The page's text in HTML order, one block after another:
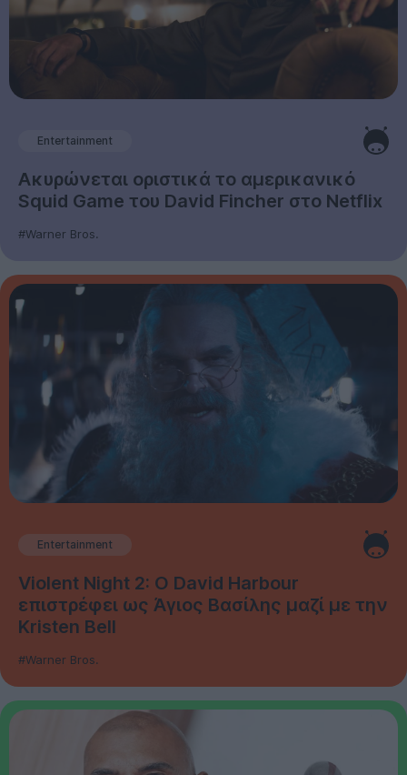
Entertainment
Ακυρώνεται οριστικά το αμερικανικό
Squid Game του David Fincher στο Netflix
#Warner Bros.
Entertainment
Violent Night 2: Ο David Harbour
επιστρέφει ως Άγιος Βασίλης μαζί με την
Kristen Bell
#Warner Bros.